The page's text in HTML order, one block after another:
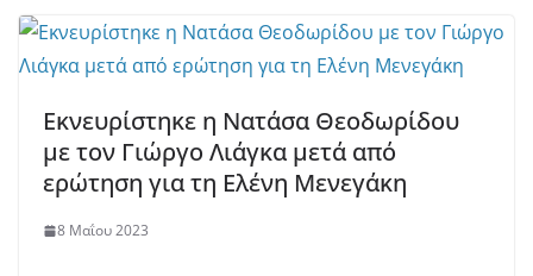
Εκνευρίστηκε η Νατάσα Θεοδωρίδου
με τον Γιώργο Λιάγκα μετά από
ερώτηση για τη Ελένη Μενεγάκη
8 Μαΐου 2023